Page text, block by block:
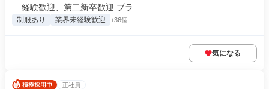
経験歓迎、第二新卒歓迎 ブラ...
制服あり 業界未経験歓迎 +36個
気になる
正社員